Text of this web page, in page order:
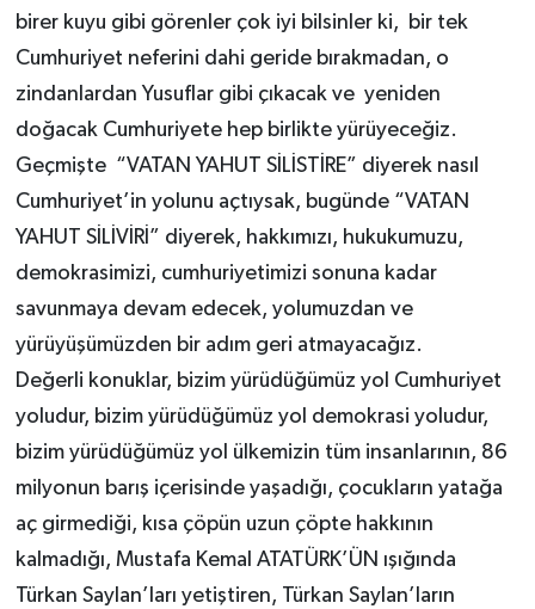
birer kuyu gibi görenler çok iyi bilsinler ki, bir tek
Cumhuriyet neferini dahi geride bırakmadan, o
zindanlardan Yusuflar gibi çıkacak ve yeniden
doğacak Cumhuriyete hep birlikte yürüyeceğiz.
Geçmişte “VATAN YAHUT SİLİSTİRE” diyerek nasıl
Cumhuriyet’in yolunu açtıysak, bugünde “VATAN
YAHUT SİLİVİRİ” diyerek, hakkımızı, hukukumuzu,
demokrasimizi, cumhuriyetimizi sonuna kadar
savunmaya devam edecek, yolumuzdan ve
yürüyüşümüzden bir adım geri atmayacağız.
Değerli konuklar, bizim yürüdüğümüz yol Cumhuriyet
yoludur, bizim yürüdüğümüz yol demokrasi yoludur,
bizim yürüdüğümüz yol ülkemizin tüm insanlarının, 86
milyonun barış içerisinde yaşadığı, çocukların yatağa
aç girmediği, kısa çöpün uzun çöpte hakkının
kalmadığı, Mustafa Kemal ATATÜRK’ÜN ışığında
Türkan Saylan’ları yetiştiren, Türkan Saylan’ların